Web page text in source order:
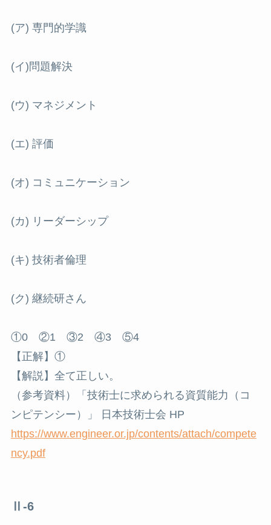
(ア) 専門的学識
(イ)問題解決
(ウ) マネジメント
(エ) 評価
(オ) コミュニケーション
(カ) リーダーシップ
(キ) 技術者倫理
(ク) 継続研さん
①0 ②1 ③2 ④3 ⑤4
【正解】①
【解説】全て正しい。
（参考資料）「技術士に求められる資質能力（コ
ンピテンシー）」 日本技術士会 HP
https://www.engineer.or.jp/contents/attach/compete
ncy.pdf
Ⅱ-6